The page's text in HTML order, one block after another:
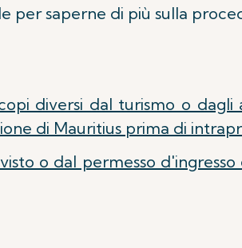
per saperne di più sulla
diversi dal turismo o
di Mauritius prima di
o dal permesso